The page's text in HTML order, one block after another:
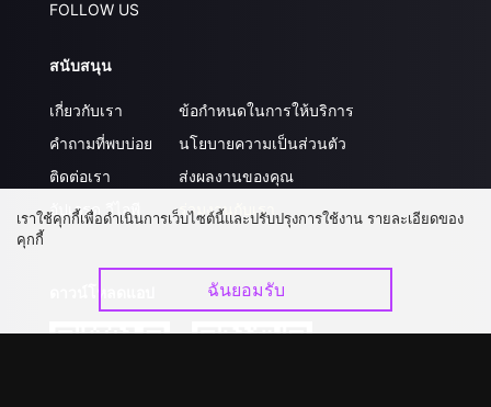
FOLLOW US
สนับสนุน
เกี่ยวกับเรา
คำถามที่พบบ่อย
ติดต่อเรา
อัปเกรด วีไอพี
ข้อกำหนดในการให้บริการ
นโยบายความเป็นส่วนตัว
ส่งผลงานของคุณ
ร่วมงานกับเรา
เราใช้คุกกี้เพื่อดำเนินการเว็บไซต์นี้และปรับปรุงการใช้งาน รายละเอียดของ
คุกกี้
ฉันยอมรับ